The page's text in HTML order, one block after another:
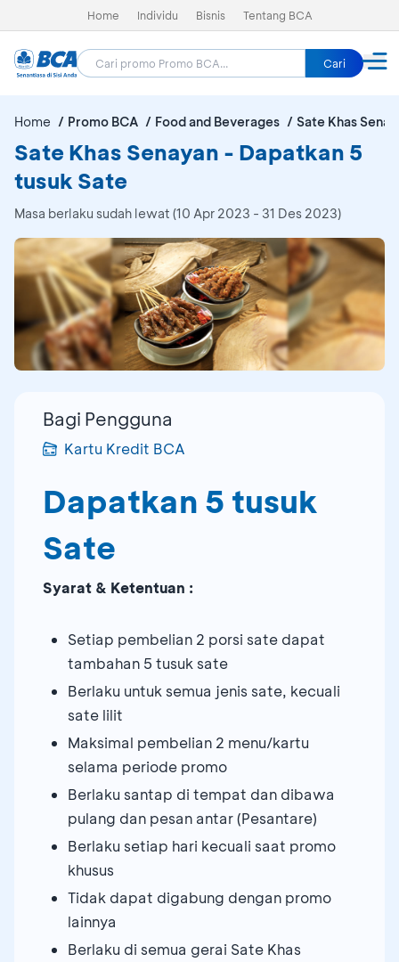
Home Individu Bisnis Tentang BCA
Cari
Home Promo BCA Food and Beverages Sate Khas
Sate Khas Senayan - Dapatkan 5
tusuk Sate
Masa berlaku sudah lewat (10 Apr 2023 - 31 Des 2023)
Bagi Pengguna
Kartu Kredit BCA
Dapatkan 5 tusuk
Sate
Syarat & Ketentuan :
Setiap pembelian 2 porsi sate dapat
tambahan 5 tusuk sate
Berlaku untuk semua jenis sate, kecuali
sate lilit
Maksimal pembelian 2 menu/kartu
selama periode promo
Berlaku santap di tempat dan dibawa
pulang dan pesan antar (Pesantare)
Berlaku setiap hari kecuali saat promo
khusus
Tidak dapat digabung dengan promo
lainnya
Berlaku di semua gerai Sate Khas